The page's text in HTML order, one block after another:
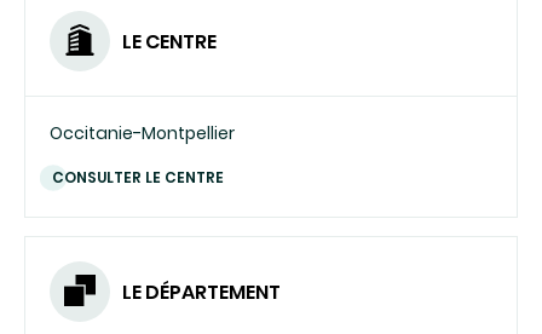
LE CENTRE
Occitanie-Montpellier
CONSULTER LE CENTRE
LE DÉPARTEMENT